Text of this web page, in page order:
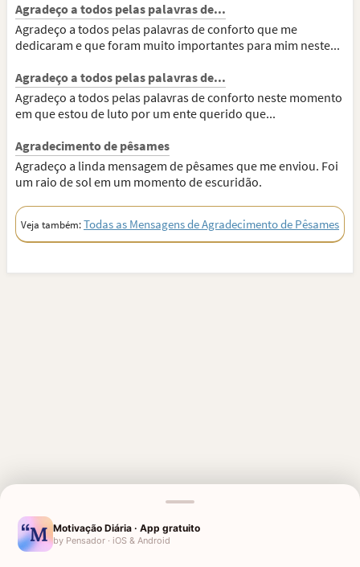
Agradeço a todos pelas palavras de...
Agradeço a todos pelas palavras de conforto que me
dedicaram e que foram muito importantes para mim neste...
Agradeço a todos pelas palavras de...
Agradeço a todos pelas palavras de conforto neste momento
em que estou de luto por um ente querido que...
Agradecimento de pêsames
Agradeço a linda mensagem de pêsames que me enviou. Foi
um raio de sol em um momento de escuridão.
Veja também:Todas as Mensagens de Agradecimento de Pêsames
Motivação Diária · App gratuito
by Pensador · iOS & Android